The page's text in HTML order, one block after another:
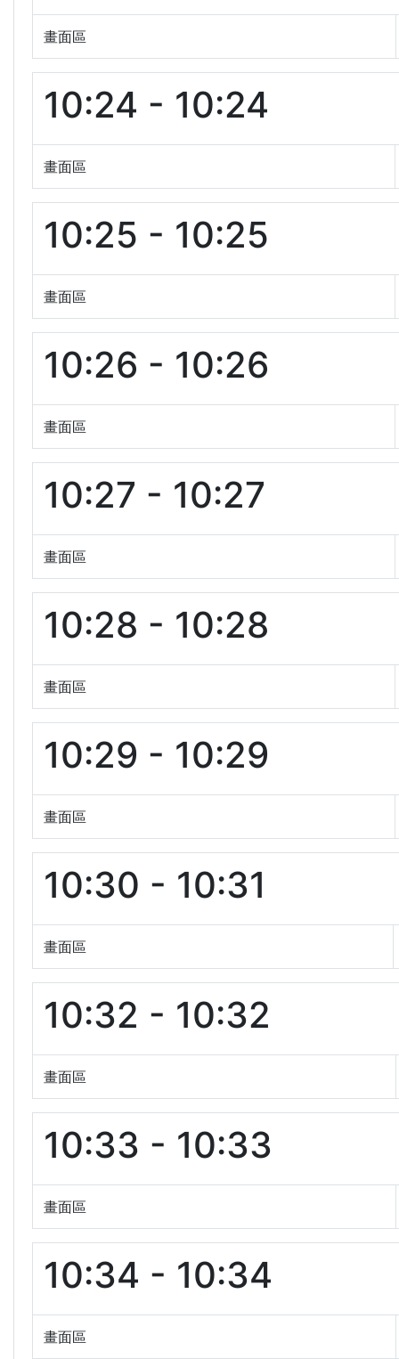
畫面區
10:24 - 10:24
畫面區
10:25 - 10:25
畫面區
10:26 - 10:26
畫面區
10:27 - 10:27
畫面區
10:28 - 10:28
畫面區
10:29 - 10:29
畫面區
10:30 - 10:31
畫面區
10:32 - 10:32
畫面區
10:33 - 10:33
畫面區
10:34 - 10:34
畫面區